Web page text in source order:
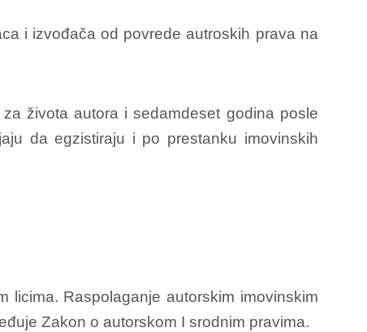
i izvođača od povrede autroskih prava na
života autora i sedamdeset godina posle
da egzistiraju i po prestanku imovinskih
Raspolaganje autorskim imovinskim
Zakon o autorskom I srodnim pravima.